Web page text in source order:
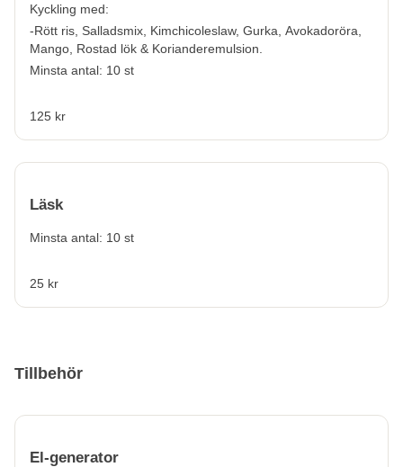
Kyckling med:
-Rött ris, Salladsmix, Kimchicoleslaw, Gurka, Avokadoröra,
Mango, Rostad lök & Korianderemulsion.
Minsta antal: 10 st
125 kr
Läsk
Minsta antal: 10 st
25 kr
Tillbehör
El-generator